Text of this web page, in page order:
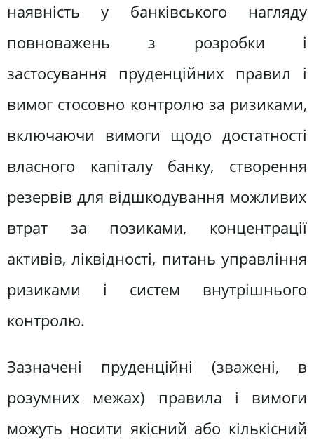
наявність у банківського нагляду
повноважень з розробки і
застосування пруденційних правил і
вимог стосовно контролю за ризиками,
включаючи вимоги щодо достатності
власного капіталу банку, створення
резервів для відшкодування можливих
втрат за позиками, концентрації
активів, ліквідності, питань управління
ризиками і систем внутрішнього
контролю.
Зазначені пруденційні (зважені, в
розумних межах) правила і вимоги
можуть носити якісний або кількісний